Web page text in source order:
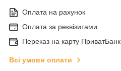
Оплата на рахунок
Оплата за реквізитами
Переказ на карту ПриватБанк
Всі умови оплати